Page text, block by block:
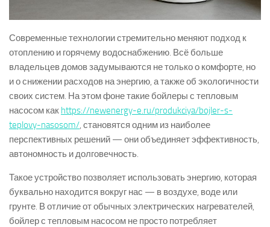
Современные технологии стремительно меняют подход к
отоплению и горячему водоснабжению. Всё больше
владельцев домов задумываются не только о комфорте, но
и о снижении расходов на энергию, а также об экологичности
своих систем. На этом фоне такие бойлеры с тепловым
насосом как https://newenergy-e.ru/produkciya/bojler-s-
teplovy-nasosom/, становятся одним из наиболее
перспективных решений — они объединяет эффективность,
автономность и долговечность.
Такое устройство позволяет использовать энергию, которая
буквально находится вокруг нас — в воздухе, воде или
грунте. В отличие от обычных электрических нагревателей,
бойлер с тепловым насосом не просто потребляет